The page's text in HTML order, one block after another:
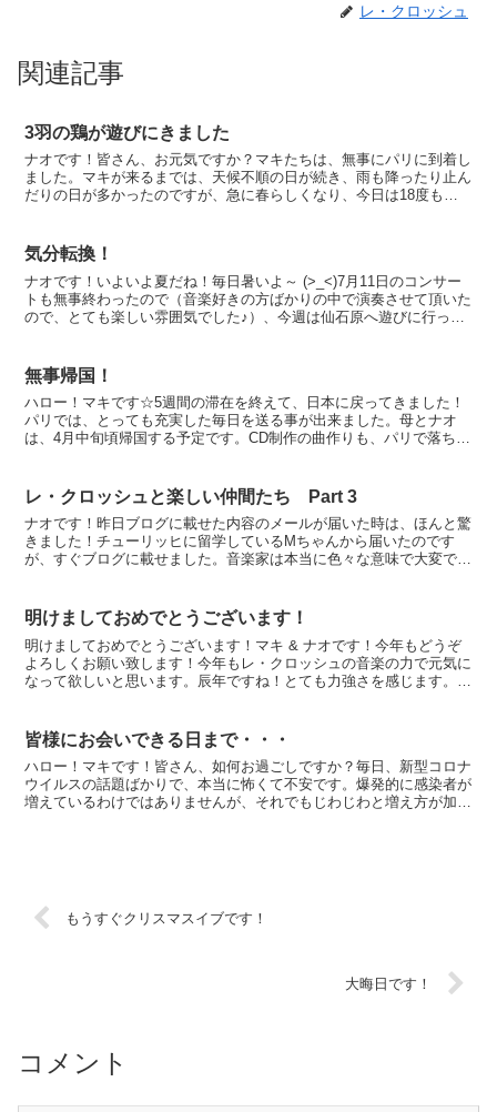
レ・クロッシュ
関連記事
3羽の鶏が遊びにきました
ナオです！皆さん、お元気ですか？マキたちは、無事にパリに到着し
ました。マキが来るまでは、天候不順の日が続き、雨も降ったり止ん
だりの日が多かったのですが、急に春らしくなり、今日は18度もあ
気分転換！
ナオです！いよいよ夏だね！毎日暑いよ～ (>_<)7月11日のコンサー
トも無事終わったので（音楽好きの方ばかりの中で演奏させて頂いた
ので、とても楽しい雰囲気でした♪）、今週は仙石原へ遊びに行って
無事帰国！
ハロー！マキです☆5週間の滞在を終えて、日本に戻ってきました！
パリでは、とっても充実した毎日を送る事が出来ました。母とナオ
は、4月中旬頃帰国する予定です。CD制作の曲作りも、パリで落ち着
レ・クロッシュと楽しい仲間たち Part 3
ナオです！昨日ブログに載せた内容のメールが届いた時は、ほんと驚
きました！チューリッヒに留学しているMちゃんから届いたのです
が、すぐブログに載せました。音楽家は本当に色々な意味で大変で
明けましておめでとうございます！
明けましておめでとうございます！マキ & ナオです！今年もどうぞ
よろしくお願い致します！今年もレ・クロッシュの音楽の力で元気に
なって欲しいと思います。辰年ですね！とても力強さを感じます。龍
皆様にお会いできる日まで・・・
ハロー！マキです！皆さん、如何お過ごしですか？毎日、新型コロナ
ウイルスの話題ばかりで、本当に怖くて不安です。爆発的に感染者が
増えているわけではありませんが、それでもじわじわと増え方が加速
もうすぐクリスマスイブです！
大晦日です！
コメント